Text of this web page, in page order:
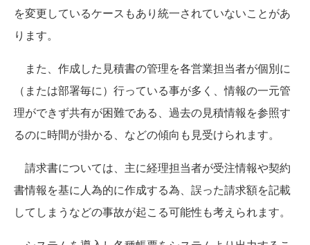
を変更しているケースもあり統一されていないことがあ
ります。
また、作成した見積書の管理を各営業担当者が個別に
（または部署毎に）行っている事が多く、情報の一元管
理ができず共有が困難である、過去の見積情報を参照す
るのに時間が掛かる、などの傾向も見受けられます。
請求書については、主に経理担当者が受注情報や契約
書情報を基に人為的に作成する為、誤った請求額を記載
してしまうなどの事故が起こる可能性も考えられます。